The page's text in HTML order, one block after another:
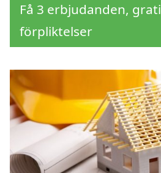
Få 3 erbjudanden,
förpliktelser